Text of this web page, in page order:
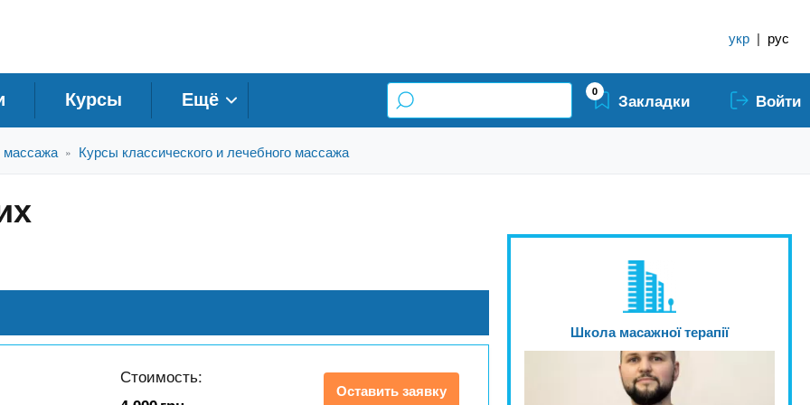
укр | рус
Курсы Ещё 0 Закладки Войти
» Курсы классического и лечебного массажа
Стоимость:
Оставить заявку
Школа масажної терапії